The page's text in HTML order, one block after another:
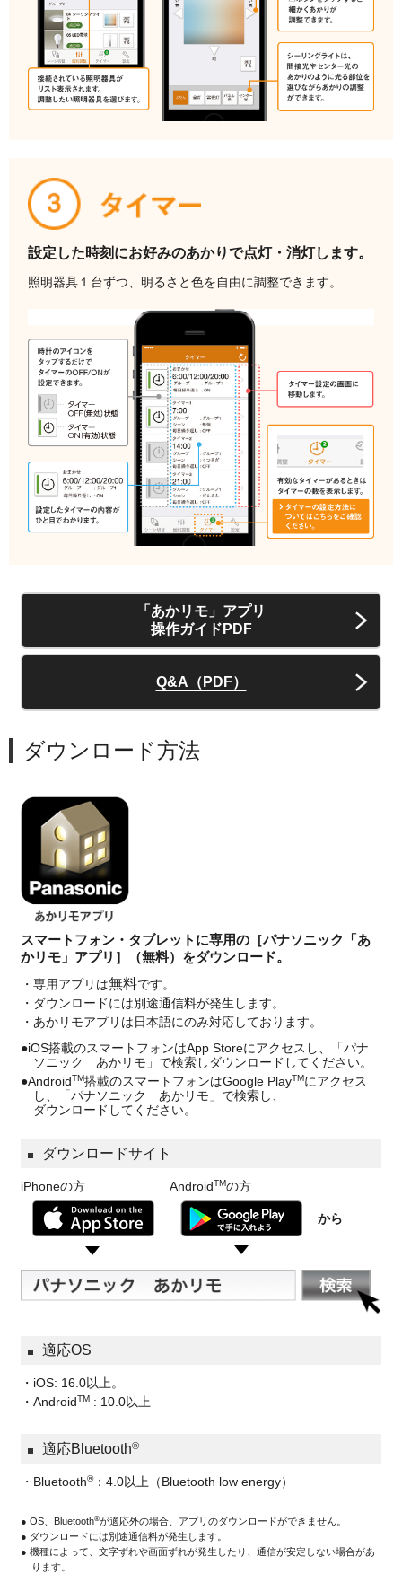
設定した時刻にお好みのあかりで点灯・消灯します。
照明器具１台ずつ、明るさと色を自由に調整できます。
「あかリモ」アプリ
操作ガイドPDF
Q&A（PDF）
ダウンロード方法
スマートフォン・タブレットに専用の［パナソニック「あ
かリモ」アプリ］（無料）をダウンロード。
・専用アプリは無料です。
・ダウンロードには別途通信料が発生します。
・あかリモアプリは日本語にのみ対応しております。
●iOS搭載のスマートフォンはApp Storeにアクセスし、「パナ
ソニック あかリモ」で検索しダウンロードしてください。
●AndroidTM搭載のスマートフォンはGoogle PlayTMにアクセス
し、「パナソニック あかリモ」で検索し、
ダウンロードしてください。
ダウンロードサイト
iPhoneの方 AndroidTMの方
から
適応OS
・iOS: 16.0以上。
・AndroidTM : 10.0以上
適応Bluetooth®
・Bluetooth®：4.0以上（Bluetooth low energy）
● OS、Bluetooth®が適応外の場合、アプリのダウンロードができません。
● ダウンロードには別途通信料が発生します。
● 機種によって、文字ずれや画面ずれが発生したり、通信が安定しない場合があ
ります。